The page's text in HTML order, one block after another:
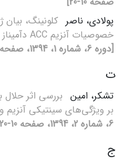
پولادی، ناصر کلونینگ،
خصوصیات آنزیم ACC دآمیناز از باکتری سودوموناس فلورسنس
[دوره 6، شماره 1، 1394، صفحه 60-70]
ت
تشکر، امین بررسی اثر حلال
بر ویژگی‌های سینتیکی
6، شماره 2، 1394، صفحه 10-20]
ج